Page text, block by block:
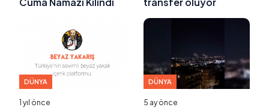
DÜNYA
1 yıl önce
DÜNYA
5 ay önce